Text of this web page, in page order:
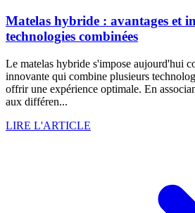
Matelas hybride : avantages et
technologies combinées
Le matelas hybride s'impose aujourd'hui
innovante qui combine plusieurs
offrir une expérience optimale. En
aux différen...
LIRE L'ARTICLE